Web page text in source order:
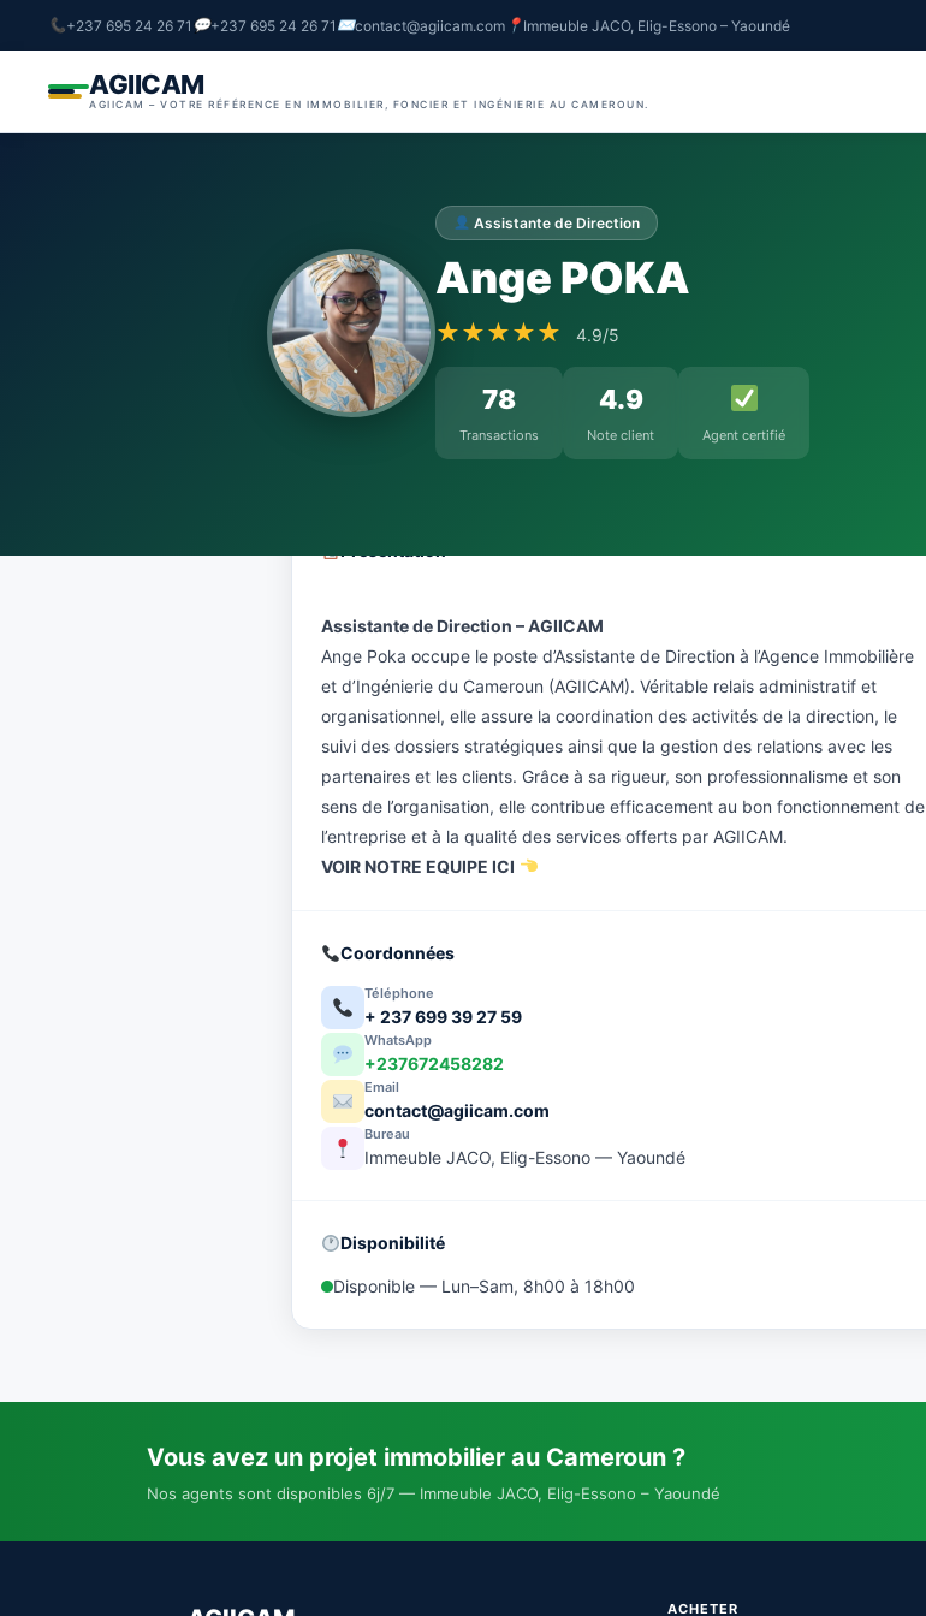
+237 695 24 26 71 +237 695 24 26 71 contact@agiicam.com Immeuble JACO, Elig-Essono – Yaoundé
AGIICAM
AGIICAM – VOTRE RÉFÉRENCE EN IMMOBILIER, FONCIER ET INGÉNIERIE AU CAMEROUN.
Assistante de Direction
Ange POKA
★★★★★ 4.9/5
78
Transactions
4.9
Note client Agent certifié
Assistante de Direction – AGIICAM
Ange Poka occupe le poste d’Assistante de Direction à l’Agence Immobilière
et d’Ingénierie du Cameroun (AGIICAM). Véritable relais administratif et
organisationnel, elle assure la coordination des activités de la direction, le
suivi des dossiers stratégiques ainsi que la gestion des relations avec les
partenaires et les clients. Grâce à sa rigueur, son professionnalisme et son
sens de l’organisation, elle contribue efficacement au bon fonctionnement de
l’entreprise et à la qualité des services offerts par AGIICAM.
VOIR NOTRE EQUIPE ICI
Coordonnées
Téléphone
+ 237 699 39 27 59
WhatsApp
+237672458282
Email
contact@agiicam.com
Bureau
Immeuble JACO, Elig-Essono — Yaoundé
Disponibilité
Disponible — Lun–Sam, 8h00 à 18h00
Vous avez un projet immobilier au Cameroun ?
Nos agents sont disponibles 6j/7 — Immeuble JACO, Elig-Essono – Yaoundé
ACHETER